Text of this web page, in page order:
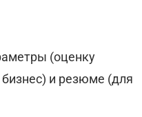
(оценку
и резюме (для